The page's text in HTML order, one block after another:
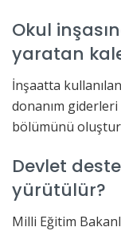
Okul
yaratan
İnşaatta
donanım
bölümünü
Devlet
yürütülür?
Milli Eğitim